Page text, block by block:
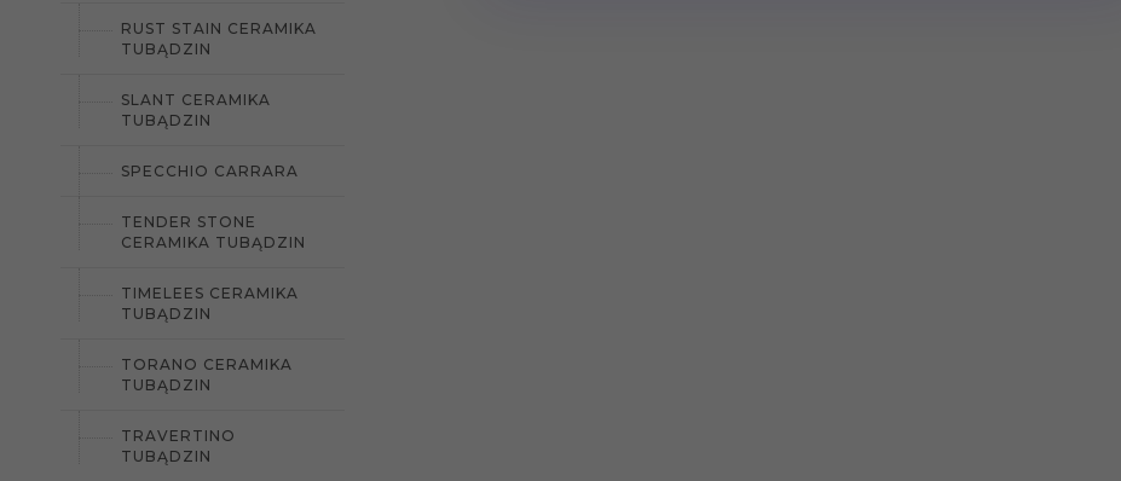
RUST STAIN CERAMIKA
TUBĄDZIN
SLANT CERAMIKA
TUBĄDZIN
SPECCHIO CARRARA
TENDER STONE
CERAMIKA TUBĄDZIN
TIMELEES CERAMIKA
TUBĄDZIN
TORANO CERAMIKA
TUBĄDZIN
TRAVERTINO
TUBĄDZIN